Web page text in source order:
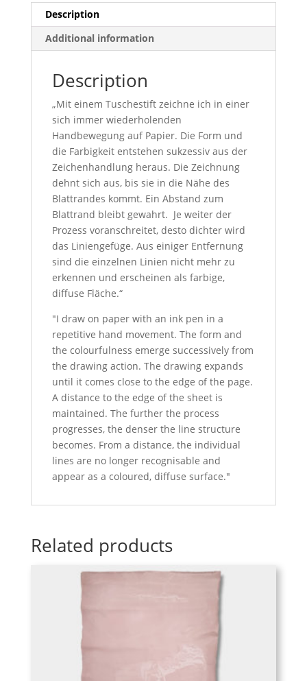
Description
Additional information
Description
„Mit einem Tuschestift zeichne ich in einer
sich immer wiederholenden
Handbewegung auf Papier. Die Form und
die Farbigkeit entstehen sukzessiv aus der
Zeichenhandlung heraus. Die Zeichnung
dehnt sich aus, bis sie in die Nähe des
Blattrandes kommt. Ein Abstand zum
Blattrand bleibt gewahrt. Je weiter der
Prozess voranschreitet, desto dichter wird
das Liniengefüge. Aus einiger Entfernung
sind die einzelnen Linien nicht mehr zu
erkennen und erscheinen als farbige,
diffuse Fläche.“
"I draw on paper with an ink pen in a
repetitive hand movement. The form and
the colourfulness emerge successively from
the drawing action. The drawing expands
until it comes close to the edge of the page.
A distance to the edge of the sheet is
maintained. The further the process
progresses, the denser the line structure
becomes. From a distance, the individual
lines are no longer recognisable and
appear as a coloured, diffuse surface."
Related products